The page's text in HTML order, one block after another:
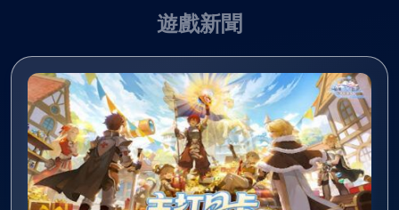
遊戲新聞